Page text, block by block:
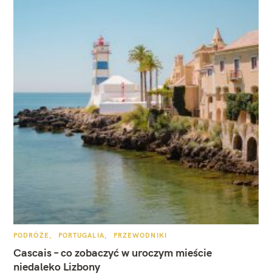
K
T
E
G
O
PODRÓŻE PORTUGALIA PRZEWODNIKI
Cascais – co zobaczyć w uroczym mieście
niedaleko Lizbony
W
y
s